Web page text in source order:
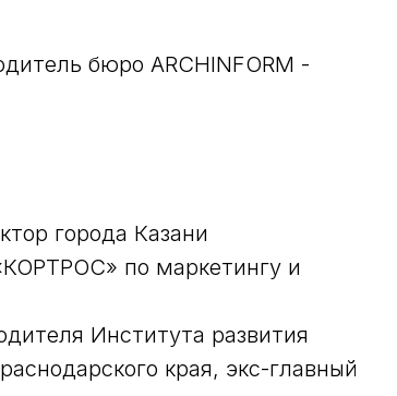
бюро ARCHINFORM -
города Казани
по маркетингу и
Института развития
края, экс-главный